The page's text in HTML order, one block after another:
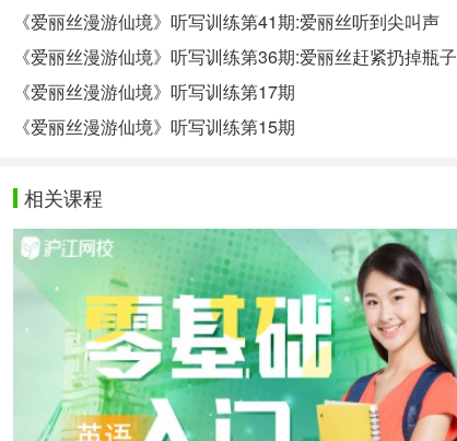
《爱丽丝漫游仙境》听写训练第41期:爱丽丝听到尖叫声
《爱丽丝漫游仙境》听写训练第36期:爱丽丝赶紧扔掉瓶子
《爱丽丝漫游仙境》听写训练第17期
《爱丽丝漫游仙境》听写训练第15期
相关课程